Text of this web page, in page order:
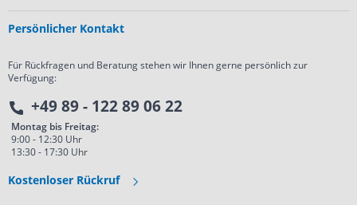
Persönlicher Kontakt
Für Rückfragen und Beratung stehen wir Ihnen gerne persönlich zur
Verfügung:
+49 89 - 122 89 06 22
Montag bis Freitag:
9:00 - 12:30 Uhr
13:30 - 17:30 Uhr
Kostenloser Rückruf